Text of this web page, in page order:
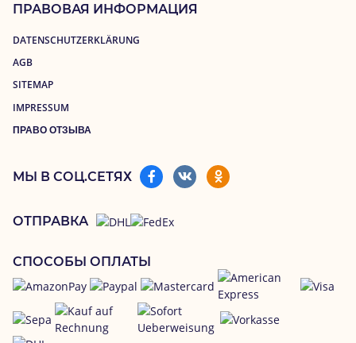
ПРАВОВАЯ ИНФОРМАЦИЯ
DATENSCHUTZERKLÄRUNG
AGB
SITEMAP
IMPRESSUM
ПРАВО ОТЗЫВА
МЫ В СОЦ.СЕТЯХ
ОТПРАВКА
СПОСОБЫ ОПЛАТЫ